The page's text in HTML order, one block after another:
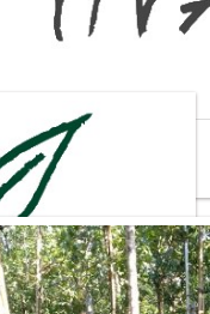
Misure Disponibili ►